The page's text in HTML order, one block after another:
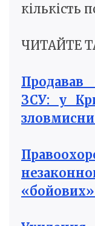
кількість
ЧИТАЙТЕ
Продавав
ЗСУ: у